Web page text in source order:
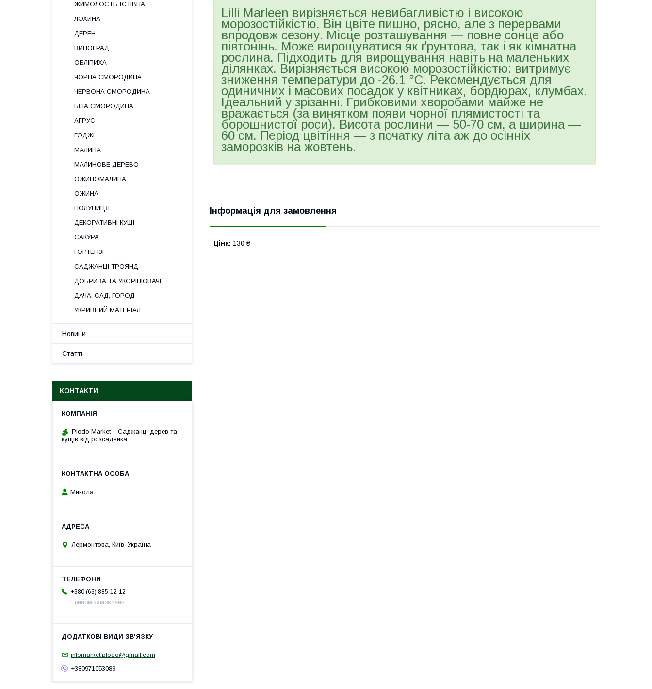
Lilli Marleen вирізняється невибагливістю і високою
морозостійкістю. Він цвіте пишно, рясно, але з перервами
впродовж сезону. Місце розташування — повне сонце або
півтонінь. Може вирощуватися як ґрунтова, так і як кімнатна
рослина. Підходить для вирощування навіть на маленьких
ділянках. Вирізняється високою морозостійкістю: витримує
зниження температури до -26.1 °C. Рекомендується для
одиничних і масових посадок у квітниках, бордюрах, клумбах.
Ідеальний у зрізанні. Грибковими хворобами майже не
вражається (за винятком появи чорної плямистості та
борошнистої роси). Висота рослини — 50-70 см, а ширина —
60 см. Період цвітіння — з початку літа аж до осінніх
заморозків на жовтень.
Інформація для замовлення
Ціна: 130 ₴
ЖИМОЛОСТЬ ЇСТІВНА
ЛОХИНА
ДЕРЕН
ВИНОГРАД
ОБЛІПИХА
ЧОРНА СМОРОДИНА
ЧЕРВОНА СМОРОДИНА
БІЛА СМОРОДИНА
АГРУС
ГОДЖІ
МАЛИНА
МАЛИНОВЕ ДЕРЕВО
ОЖИНОМАЛИНА
ОЖИНА
ПОЛУНИЦЯ
ДЕКОРАТИВНІ КУЩІ
САКУРА
ГОРТЕНЗІЇ
САДЖАНЦІ ТРОЯНД
ДОБРИВА ТА УКОРІНЮВАЧІ
ДАЧА, САД, ГОРОД
УКРИВНИЙ МАТЕРІАЛ
Новини
Статті
КОНТАКТИ
Plodo Market – Саджанці дерев та
кущів від розсадника
Микола
Лермонтова, Київ, Україна
+380 (63) 885-12-12
Прийом замовлень
infomarket.plodo@gmail.com
+380971053089